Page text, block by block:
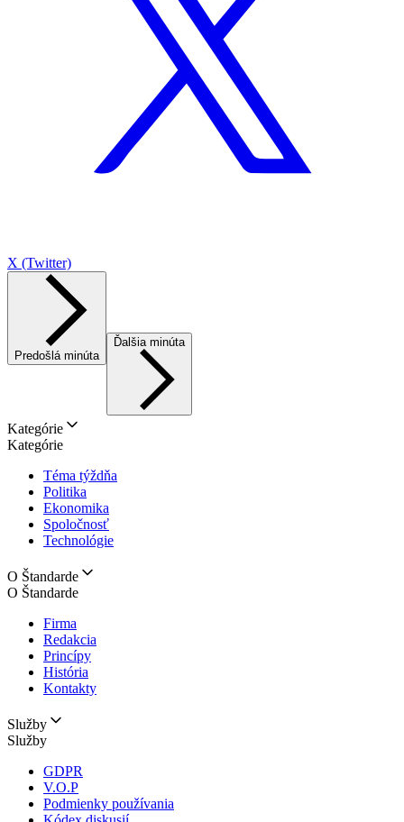
X (Twitter)
Predošlá minúta
Ďalšia minúta
Kategórie
Kategórie
Téma týždňa
Politika
Ekonomika
Spoločnosť
Technológie
O Štandarde
O Štandarde
Firma
Redakcia
Princípy
História
Kontakty
Služby
Služby
GDPR
V.O.P
Podmienky používania